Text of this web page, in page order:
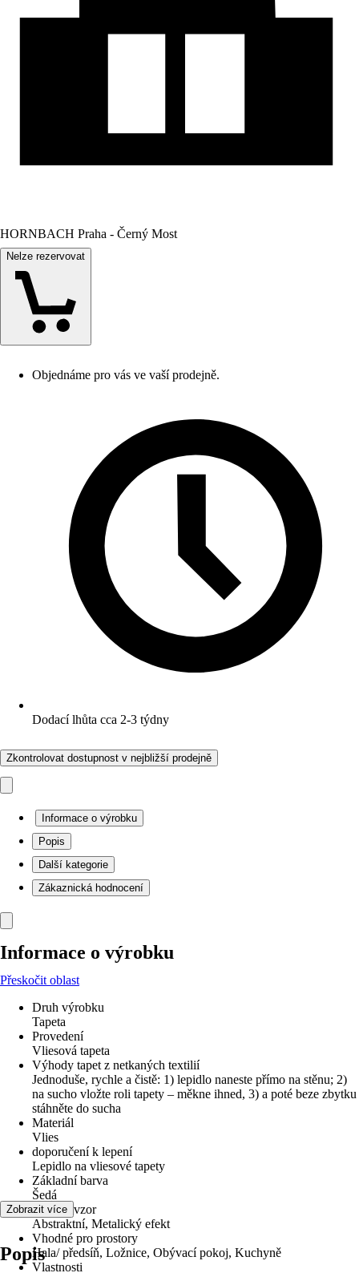
HORNBACH Praha - Černý Most
Nelze rezervovat
Objednáme pro vás ve vaší prodejně.
Dodací lhůta cca 2-3 týdny
Zkontrolovat dostupnost v nejbližší prodejně
Informace o výrobku
Popis
Další kategorie
Zákaznická hodnocení
Informace o výrobku
Přeskočit oblast
Druh výrobku
Tapeta
Provedení
Vliesová tapeta
Výhody tapet z netkaných textilií
Jednoduše, rychle a čistě: 1) lepidlo naneste přímo na stěnu; 2)
na sucho vložte roli tapety – měkne ihned, 3) a poté beze zbytku
stáhněte do sucha
Materiál
Vlies
doporučení k lepení
Lepidlo na vliesové tapety
Základní barva
Šedá
Dekor / vzor
Abstraktní, Metalický efekt
Vhodné pro prostory
Hala/ předsíň, Ložnice, Obývací pokoj, Kuchyně
Vlastnosti
Zobrazit více
Popis